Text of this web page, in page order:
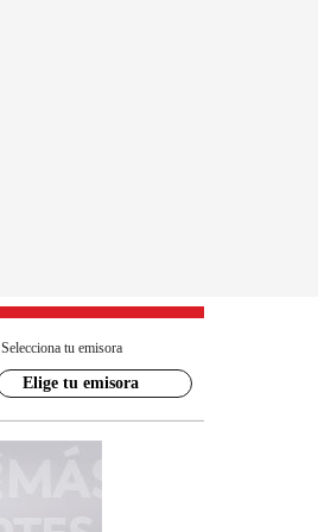
Selecciona tu emisora
Elige tu emisora